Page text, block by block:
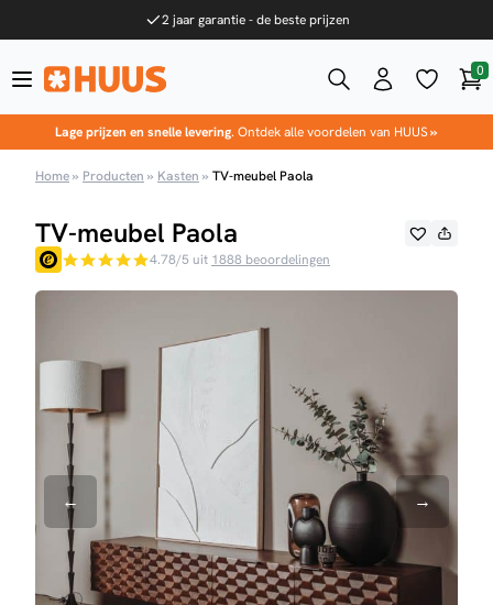
2 jaar garantie - de beste prijzen
0
Lage prijzen en snelle levering. Ontdek alle voordelen van HUUS»
Home» Producten » Kasten » TV-meubel Paola
TV-meubel Paola
4.78/5 uit 1888 beoordelingen